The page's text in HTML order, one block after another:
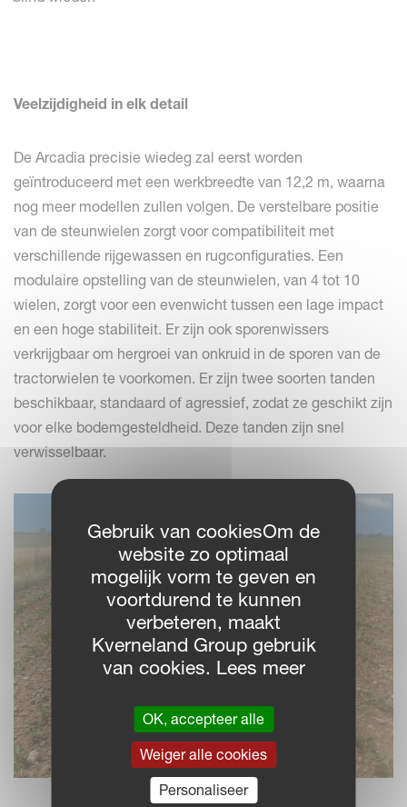
Veelzijdigheid in elk detail
De Arcadia precisie wiedeg zal eerst worden
geïntroduceerd met een werkbreedte van 12,2 m, waarna
nog meer modellen zullen volgen. De verstelbare positie
van de steunwielen zorgt voor compatibiliteit met
verschillende rijgewassen en rugconfiguraties. Een
modulaire opstelling van de steunwielen, van 4 tot 10
wielen, zorgt voor een evenwicht tussen een lage impact
en een hoge stabiliteit. Er zijn ook sporenwissers
verkrijgbaar om hergroei van onkruid in de sporen van de
tractorwielen te voorkomen. Er zijn twee soorten tanden
beschikbaar, standaard of agressief, zodat ze geschikt zijn
voor elke bodemgesteldheid. Deze tanden zijn snel
verwisselbaar.
Gebruik van cookiesOm de
website zo optimaal
mogelijk vorm te geven en
voortdurend te kunnen
verbeteren, maakt
Kverneland Group gebruik
van cookies. Lees meer
OK, accepteer alle
Weiger alle cookies
Personaliseer